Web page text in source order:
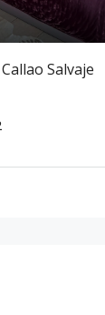
Salvaje